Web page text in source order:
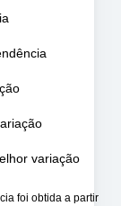
variação
foi obtida a partir